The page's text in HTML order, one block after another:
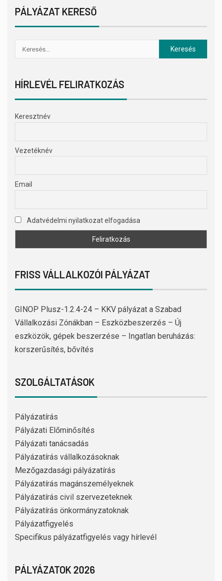
PÁLYÁZAT KERESŐ
HÍRLEVÉL FELIRATKOZÁS
Keresztnév
Vezetéknév
Email
Adatvédelmi nyilatkozat elfogadása
FRISS VÁLLALKOZÓI PÁLYÁZAT
GINOP Plusz-1.2.4-24 – KKV pályázat a Szabad
Vállalkozási Zónákban – Eszközbeszerzés – Új
eszközök, gépek beszerzése – Ingatlan beruházás:
korszerűsítés, bővítés
SZOLGÁLTATÁSOK
Pályázatírás
Pályázati Előminősítés
Pályázati tanácsadás
Pályázatírás vállalkozásoknak
Mezőgazdasági pályázatírás
Pályázatírás magánszemélyeknek
Pályázatírás civil szervezeteknek
Pályázatírás önkormányzatoknak
Pályázatfigyelés
Specifikus pályázatfigyelés vagy hírlevél
PÁLYÁZATOK 2026